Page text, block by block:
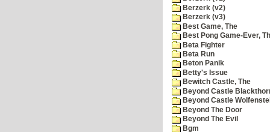
Berzerk (v2)
Berzerk (v3)
Best Game, The
Best Pong Game-Ever,
Beta Fighter
Beta Run
Beton Panik
Betty's Issue
Bewitch Castle, The
Beyond Castle
Beyond Castle
Beyond The Door
Beyond The Evil
Bgm